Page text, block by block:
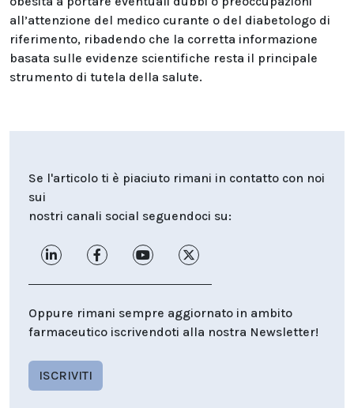
all’attenzione del medico curante o del diabetologo di
riferimento, ribadendo che la corretta informazione
basata sulle evidenze scientifiche resta il principale
strumento di tutela della salute.
Se l'articolo ti è piaciuto rimani in contatto con noi
sui
nostri canali social seguendoci su:
Oppure rimani sempre aggiornato in ambito
farmaceutico iscrivendoti alla nostra Newsletter!
ISCRIVITI